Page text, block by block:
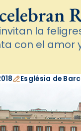
la
con el amor
Església de